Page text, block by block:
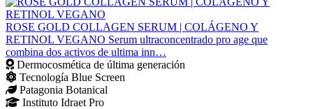
ROSE GOLD COLLAGEN SERUM | COLÁGENO Y
RETINOL VEGANO Serum ultraconcentrado pro age que
combina dos activos de ultima inn…
Dermocosmética de última generación
Tecnología Blue Screen
Patagonia Botanical
Instituto Idraet Pro